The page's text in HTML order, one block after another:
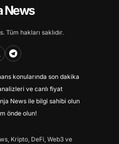
News
Tüm hakları saklıdır.
konularında son dakika
ve canlı fiyat
News ile bilgi sahibi olun
önde olun!
Kripto, DeFi, Web3 ve